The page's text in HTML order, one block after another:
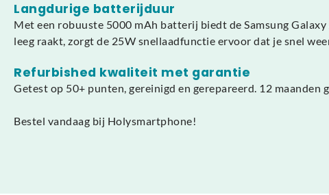
Langdurige batterijduur
Met een robuuste 5000 mAh batterij biedt de Samsung
leeg raakt, zorgt de 25W snellaadfunctie ervoor dat je snel
Refurbished kwaliteit met garantie
Getest op 50+ punten, gereinigd en gerepareerd. 12 maanden
Bestel vandaag bij Holysmartphone!